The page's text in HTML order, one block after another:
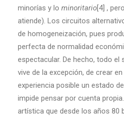
minorías y lo minoritario[4] ,
atiende). Los circuitos
de homogeneización, pues
perfecta de normalidad
espectacular. De hecho, todo el
vive de la excepción, de crear
experiencia posible un estado
impide pensar por cuenta
artística que desde los años 80